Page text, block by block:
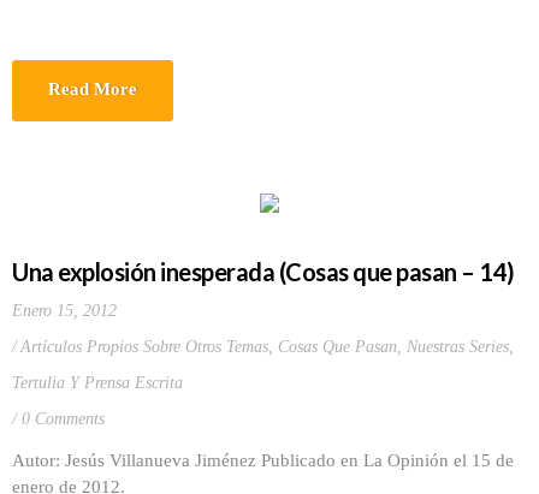
Read More
Una explosión inesperada (Cosas que pasan – 14)
Enero 15, 2012
Artículos Propios Sobre Otros Temas, Cosas Que Pasan, Nuestras Series,
Tertulia Y Prensa Escrita
0 Comments
Autor: Jesús Villanueva Jiménez Publicado en La Opinión el 15 de
enero de 2012.